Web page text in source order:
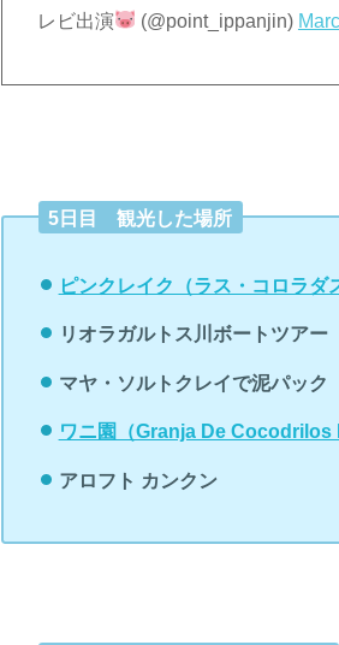
レビ出演
(@point_ippanjin)
5日目 観光した場所
ピンクレイク（ラス・コロラダ
リオラガルトス川ボートツアー
マヤ・ソルトクレイで泥パック
ワニ園（Granja De Cocodrilos
アロフト カンクン